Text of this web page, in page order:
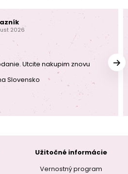
2026
Utcite nakupim znovu
Slovensko
Užitočné informácie
Vernostný program